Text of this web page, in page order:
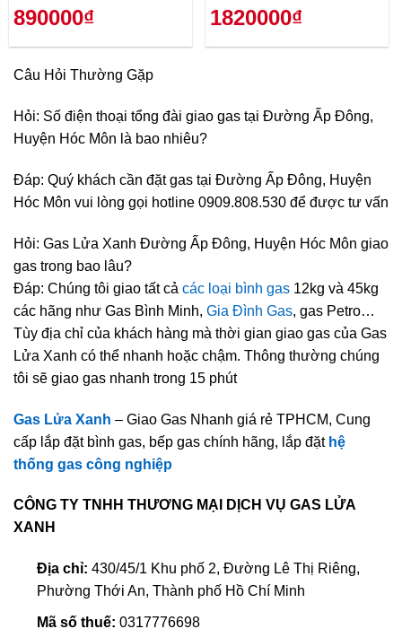
890000₫ 1820000₫
Câu Hỏi Thường Gặp
Hỏi: Số điện thoại tổng đài giao gas tại Đường Ấp Đông,
Huyện Hóc Môn là bao nhiêu?
Đáp: Quý khách cần đặt gas tại Đường Ấp Đông, Huyện
Hóc Môn vui lòng gọi hotline 0909.808.530 để được tư vấn
Hỏi: Gas Lửa Xanh Đường Ấp Đông, Huyện Hóc Môn giao
gas trong bao lâu?
Đáp: Chúng tôi giao tất cả các loại bình gas 12kg và 45kg
các hãng như Gas Bình Minh, Gia Đình Gas, gas Petro…
Tùy địa chỉ của khách hàng mà thời gian giao gas của Gas
Lửa Xanh có thể nhanh hoặc chậm. Thông thường chúng
tôi sẽ giao gas nhanh trong 15 phút
Gas Lửa Xanh – Giao Gas Nhanh giá rẻ TPHCM, Cung
cấp lắp đặt bình gas, bếp gas chính hãng, lắp đặt hệ
thống gas công nghiệp
CÔNG TY TNHH THƯƠNG MẠI DỊCH VỤ GAS LỬA
XANH
Địa chỉ: 430/45/1 Khu phố 2, Đường Lê Thị Riêng,
Phường Thới An, Thành phố Hồ Chí Minh
Mã số thuế: 0317776698